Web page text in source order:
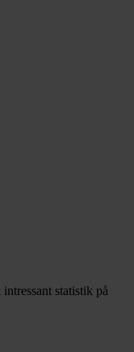
statistik på